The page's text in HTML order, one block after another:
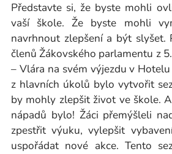
Představte si, že byste mohli
vaší škole. Že byste mohli
navrhnout zlepšení a být slyšet.
členů Žákovského parlamentu z
– Vlára na svém výjezdu v Hotelu
z hlavních úkolů bylo vytvořit
by mohly zlepšit život ve škole.
nápadů bylo! Žáci přemýšleli
zpestřit výuku, vylepšit
uspořádat nové akce. Tento